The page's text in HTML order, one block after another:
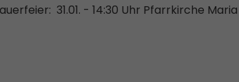
31.01. - 14:30 Uhr Pfarrkirche Maria